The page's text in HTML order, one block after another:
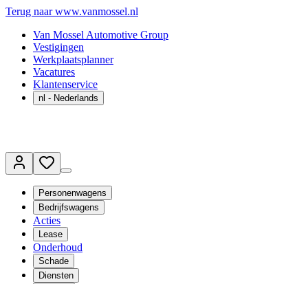
Terug naar www.vanmossel.nl
Van Mossel Automotive Group
Vestigingen
Werkplaatsplanner
Vacatures
Klantenservice
nl - Nederlands
Personenwagens
Bedrijfswagens
Acties
Lease
Onderhoud
Schade
Diensten